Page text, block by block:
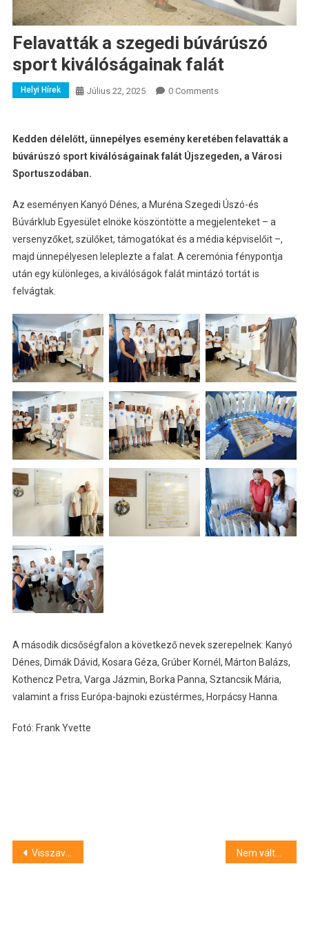
Felavatták a szegedi búvárúszó
sport kiválóságainak falát
Helyi Hírek Július 22, 2025 0 Comments
Kedden délelőtt, ünnepélyes esemény keretében felavatták a
búvárúszó sport kiválóságainak falát Újszegeden, a Városi
Sportuszodában.
Az eseményen Kanyó Dénes, a Muréna Szegedi Úszó-és
Búvárklub Egyesület elnöke köszöntötte a megjelenteket – a
versenyzőket, szülőket, támogatókat és a média képviselőit –,
majd ünnepélyesen leleplezte a falat. A ceremónia fénypontja
után egy különleges, a kiválóságok falát mintázó tortát is
felvágtak.
A második dicsőségfalon a következő nevek szerepelnek: Kanyó
Dénes, Dimák Dávid, Kosara Géza, Grúber Kornél, Márton Balázs,
Kothencz Petra, Varga Jázmin, Borka Panna, Sztancsik Mária,
valamint a friss Európa-bajnoki ezüstérmes, Horpácsy Hanna.
Fotó: Frank Yvette
Bejegyzés
Visszavonta a fogorvosi kar dékánjának abszolutóriumát az SZTE rektora